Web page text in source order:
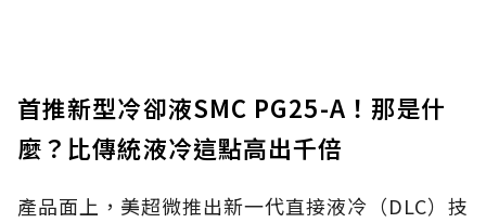
首推新型冷卻液SMC PG25-A！那是什
麼？比傳統液冷這點高出千倍
產品面上，美超微推出新一代直接液冷（DLC）技